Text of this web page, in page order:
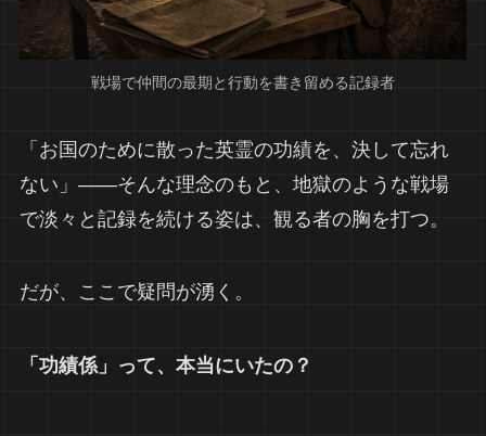
戦場で仲間の最期と行動を書き留める記録者
「お国のために散った英霊の功績を、決して忘れ
ない」――そんな理念のもと、地獄のような戦場
で淡々と記録を続ける姿は、観る者の胸を打つ。
だが、ここで疑問が湧く。
「功績係」って、本当にいたの？